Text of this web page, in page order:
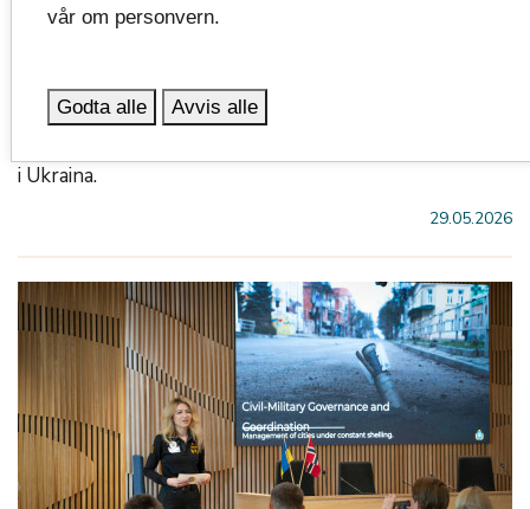
Vestfold fylkeskommune har signert en
i Ukraina.
29.05.2026
vår om personvern.
Godta alle Avvis alle